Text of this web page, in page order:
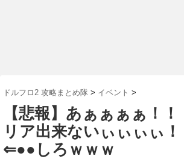
ドルフロ2 攻略まとめ隊 > イベント >
【悲報】あぁぁぁぁ！！
リア出来ないぃぃぃぃ！
⇐●●しろｗｗｗ